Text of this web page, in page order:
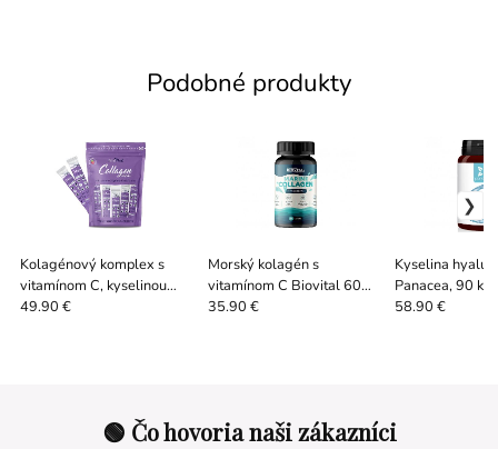
Podobné produkty
Kolagénový komplex s
vitamínom C, kyselinou
hyalurónovou a zinkom, 20
49.90 €
Morský kolagén s
vitamínom C Biovital 60
kapsúl
35.90 €
Kyselina
Panacea, 90
58.90 €
🟢 Čo hovoria naši zákazníci